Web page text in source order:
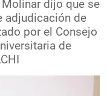
dijo que se
adjudicación de
por el Consejo
de